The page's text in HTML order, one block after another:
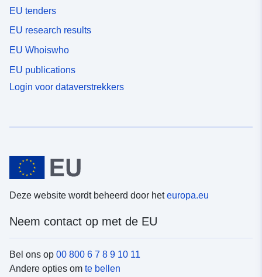
EU tenders
EU research results
EU Whoiswho
EU publications
Login voor dataverstrekkers
Deze website wordt beheerd door heteuropa.eu
Neem contact op met de EU
Bel ons op 00 800 6 7 8 9 10 11
Andere opties om te bellen